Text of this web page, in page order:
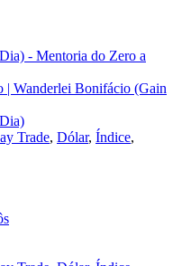
| Wanderlei Bonifácio (Gain
Trade, Dólar, Índice,